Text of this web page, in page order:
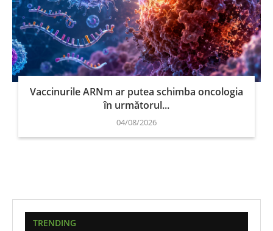
Vaccinurile ARNm ar putea schimba oncologia
în următorul...
04/08/2026
TRENDING